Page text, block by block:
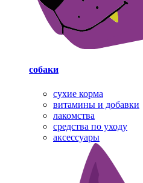
собаки
cухие корма
витамины и добавки
лакомства
средства по уходу
аксессуары